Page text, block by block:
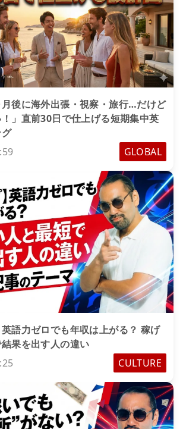
月後に海外出張・視察・旅行…だけど
」直前30日で仕上げる短期集中英
GLOBAL
英語力ゼロでも年収は上がる？ 稼げ
果を出す人の違い
CULTURE